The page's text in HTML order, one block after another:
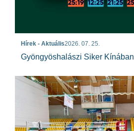
Hírek - Aktuális2026. 07. 25.
Gyöngyöshalászi Siker Kínában